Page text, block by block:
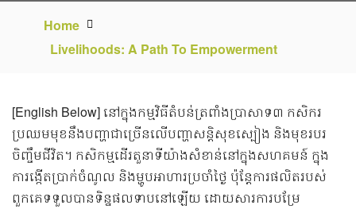
Home
Livelihoods: A Path To Empowerment
[English Below] នៅក្នុងកម្មវិធីតំបន់ត្រពាំងប្រាសាទ៣ កសិករ
ប្រឈមមុខនឹងបញ្ហាជាច្រើនលើបញ្ហាសន្តិសុខស្បៀង និងមុខរបរ
ចិញ្ចឹមជីវិត។ កសិកម្មដើរតួនាទីយ៉ាងសំខាន់នៅក្នុងសហគមន៍ ក្នុង
ការង្កើតប្រាក់ចំណូល និងម្ហូបអាហារប្រចាំថ្ងៃ ប៉ុន្តែការផលិតរបស់
ពួកគេទទួលបានទិន្នផលទាបនៅឡើយ ដោយសារការបម្រែ